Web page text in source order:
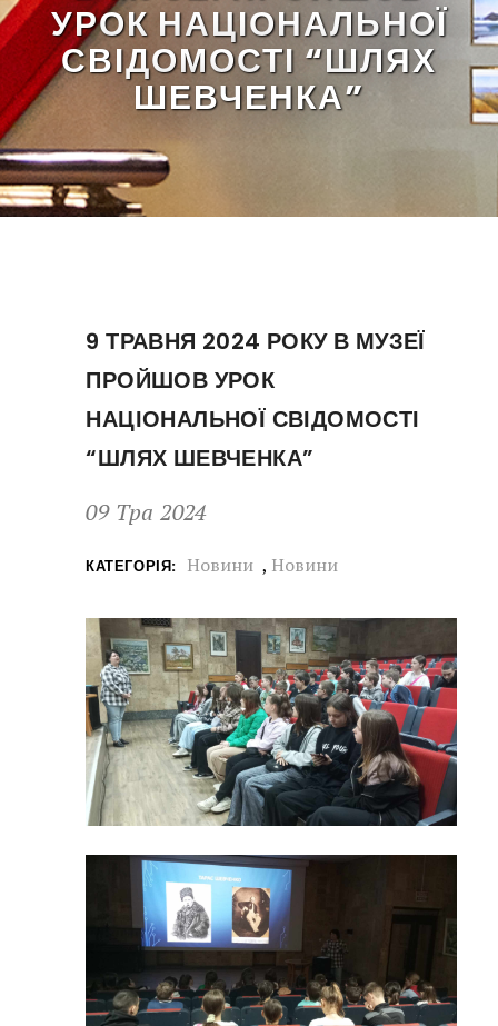
УРОК НАЦІОНАЛЬНОЇ
СВІДОМОСТІ “ШЛЯХ
ШЕВЧЕНКА”
9 ТРАВНЯ 2024 РОКУ В МУЗЕЇ
ПРОЙШОВ УРОК
НАЦІОНАЛЬНОЇ СВІДОМОСТІ
“ШЛЯХ ШЕВЧЕНКА”
09 Тра 2024
КАТЕГОРІЯ: Новини , Новини